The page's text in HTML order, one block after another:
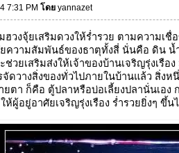
7:31 PM โดย yannazet
ฮวงจุ้ยเสริมดวงให้ร่ำรวย ตามความเ
ความสัมพันธ์ของธาตุทั้งสี่ นั่นคือ ดิน น้
ช่วยเสริมส่งให้เจ้าของบ้านเจริญรุ่งเรือ
ดวางสิ่งของทั่วไปภายในบ้านแล้ว สิ่ง
ยตา ก็คือ ตู้ปลาหรือบ่อเลี้ยงปลานั่นเอง
ห้ผู้อยู่อาศัยเจริญรุ่งเรือง ร่ำรวยยิ่งๆ ขึ้นไ